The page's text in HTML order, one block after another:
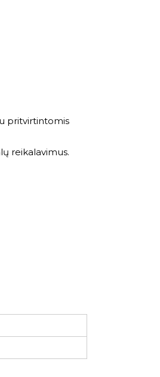
pritvirtintomis
reikalavimus.